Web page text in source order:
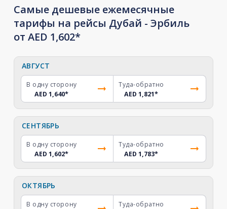
Самые дешевые ежемесячные
тарифы на рейсы Дубай - Эрбиль
от AED 1,602*
АВГУСТ
В одну сторону
AED 1,640*
Туда-обратно
AED 1,821*
СЕНТЯБРЬ
В одну сторону
AED 1,602*
Туда-обратно
AED 1,783*
ОКТЯБРЬ
В одну сторону
Туда-обратно